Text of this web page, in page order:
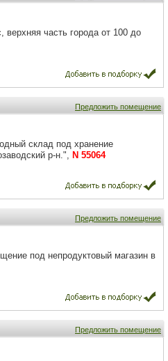
часть города от 100 до
Предложить помещение
склад под хранение
р-н.", N 55064
Предложить помещение
под непродуктовый магазин в
Предложить помещение